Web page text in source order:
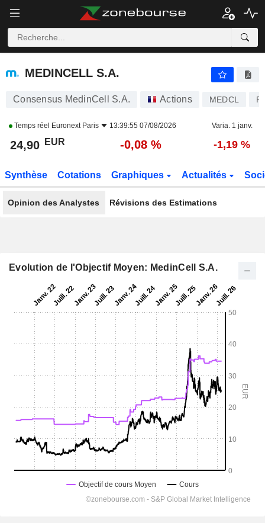
MEDINCELL S.A.
MEDINCELL S.A.
Consensus MedinCell S.A. Actions MEDCL
Temps réel Euronext Paris 13:39:55 07/08/2026 Varia. 1 janv.
24,90 EUR -0,08 % -1,19 %
Synthèse Cotations Graphiques Actualités
Opinion des Analystes Révisions des Estimations
Evolution de l'Objectif Moyen: MedinCell S.A.